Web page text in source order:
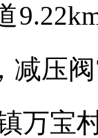
减压
万宝